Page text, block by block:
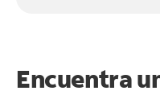
Encuentra